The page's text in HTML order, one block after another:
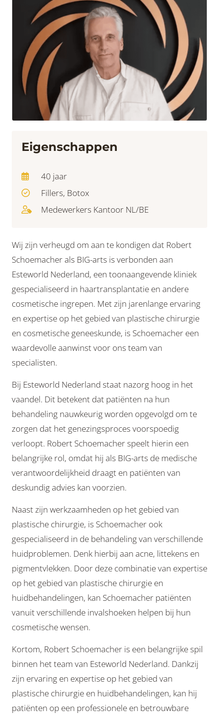
Eigenschappen
40 jaar
Fillers, Botox
Medewerkers Kantoor NL/BE
Wij zijn verheugd om aan te kondigen dat Robert
Schoemacher als BIG-arts is verbonden aan
Esteworld Nederland, een toonaangevende kliniek
gespecialiseerd in haartransplantatie en andere
cosmetische ingrepen. Met zijn jarenlange ervaring
en expertise op het gebied van plastische chirurgie
en cosmetische geneeskunde, is Schoemacher een
waardevolle aanwinst voor ons team van
specialisten.
Bij Esteworld Nederland staat nazorg hoog in het
vaandel. Dit betekent dat patiënten na hun
behandeling nauwkeurig worden opgevolgd om te
zorgen dat het genezingsproces voorspoedig
verloopt. Robert Schoemacher speelt hierin een
belangrijke rol, omdat hij als BIG-arts de medische
verantwoordelijkheid draagt en patiënten van
deskundig advies kan voorzien.
Naast zijn werkzaamheden op het gebied van
plastische chirurgie, is Schoemacher ook
gespecialiseerd in de behandeling van verschillende
huidproblemen. Denk hierbij aan acne, littekens en
pigmentvlekken. Door deze combinatie van expertise
op het gebied van plastische chirurgie en
huidbehandelingen, kan Schoemacher patiënten
vanuit verschillende invalshoeken helpen bij hun
cosmetische wensen.
Kortom, Robert Schoemacher is een belangrijke spil
binnen het team van Esteworld Nederland. Dankzij
zijn ervaring en expertise op het gebied van
plastische chirurgie en huidbehandelingen, kan hij
patiënten op een professionele en betrouwbare